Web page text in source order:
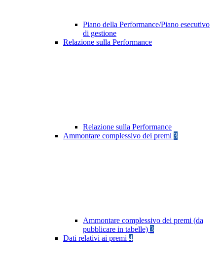
Piano della Performance/Piano esecutivo
di gestione
Relazione sulla Performance
Relazione sulla Performance
Ammontare complessivo dei premi 3
Ammontare complessivo dei premi (da
pubblicare in tabelle) 3
Dati relativi ai premi 4